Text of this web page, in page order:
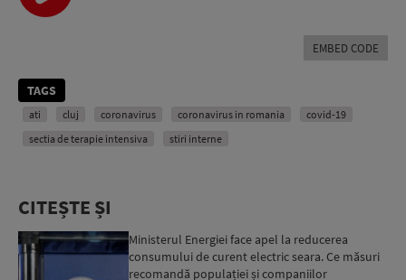
EMBED CODE
TAGS
ati cluj coronavirus coronavirus in romania
covid-19
sectia de terapie intensiva
stiri interne
CITEȘTE ȘI
Ministerul Energiei face apel la reducerea
consumului de curent electric seara. Ce măsuri
recomandă populației și companiilor